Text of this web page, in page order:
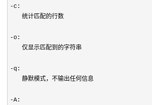
-c:
统计匹配的行数
-o:
仅显示匹配到的字符串
-q:
静默模式，不输出任何信息
-A: